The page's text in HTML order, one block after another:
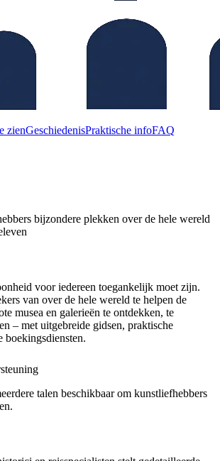
zienGeschiedenisPraktische infoFAQ
bijzondere plekken over de hele wereld
voor iedereen toegankelijk moet zijn.
van over de hele wereld te helpen de
musea en galerieën te ontdekken, te
– met uitgebreide gidsen, praktische
boekingsdiensten.
talen beschikbaar om kunstliefhebbers